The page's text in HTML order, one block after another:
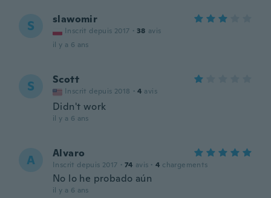
S slawomir
Inscrit depuis 2017 · 38 avis
il y a 6 ans
S Scott
Inscrit depuis 2018 · 4 avis
Didn't work
il y a 6 ans
A Alvaro
Inscrit depuis 2017 · 74 avis · 4 chargements
No lo he probado aún
il y a 6 ans